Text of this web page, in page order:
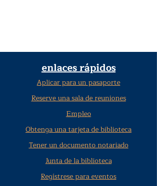
enlaces rápidos
Aplicar para un pasaporte
Reserve una sala de reuniones
Empleo
Obtenga una tarjeta de biblioteca
Tener un documento notariado
Junta de la biblioteca
Regístrese para eventos